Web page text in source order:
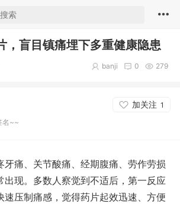
，盲目镇痛埋下多重健康隐患
279
0
banji
加关注 1
名~~
牙痛、关节酸痛、经期腹痛、劳作劳损
出现。多数人察觉到不适后，第一反应
速压制痛感，觉得药片起效迅速、方便